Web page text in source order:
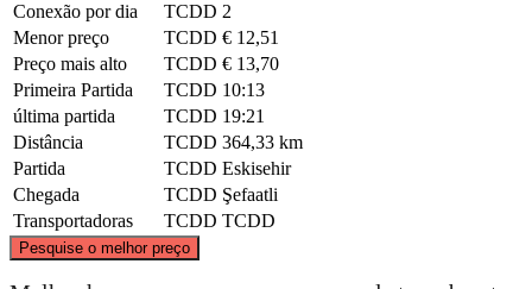
Conexão por dia
TCDD 2
Menor preço
TCDD € 12,51
Preço mais alto
TCDD € 13,70
Primeira Partida
TCDD 10:13
última partida
TCDD 19:21
Distância
TCDD 364,33 km
Partida
TCDD Eskisehir
Chegada
TCDD Şefaatli
Transportadoras
TCDD TCDD
Pesquise o melhor preço
©